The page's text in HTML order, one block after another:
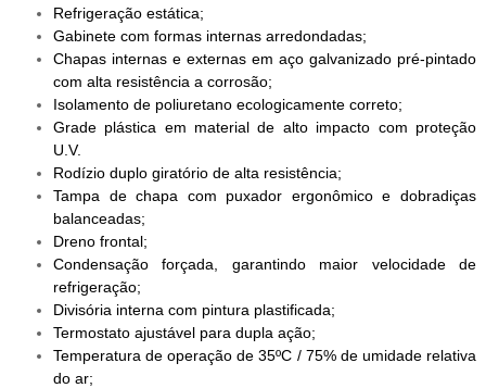
Refrigeração estática;
Gabinete com formas internas arredondadas;
Chapas internas e externas em aço galvanizado pré-pintado
com alta resistência a corrosão;
Isolamento de poliuretano ecologicamente correto;
Grade plástica em material de alto impacto com proteção
U.V.
Rodízio duplo giratório de alta resistência;
Tampa de chapa com puxador ergonômico e dobradiças
balanceadas;
Dreno frontal;
Condensação forçada, garantindo maior velocidade de
refrigeração;
Divisória interna com pintura plastificada;
Termostato ajustável para dupla ação;
Temperatura de operação de 35ºC / 75% de umidade relativa
do ar;